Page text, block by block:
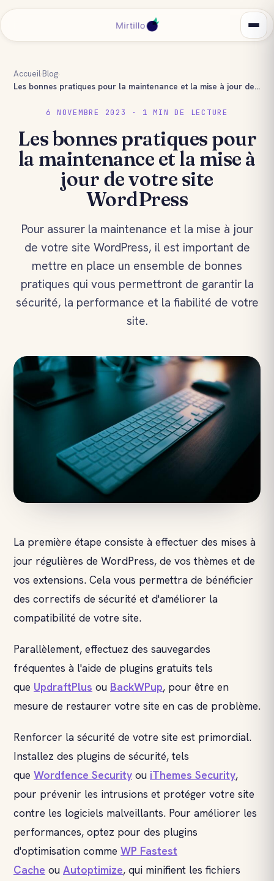
Accueil Blog
Les bonnes pratiques pour la maintenance et la mise à jour de votre site WordPress
6 NOVEMBRE 2023 · 1 MIN DE LECTURE
Les bonnes pratiques pour
la maintenance et la mise à
jour de votre site
WordPress
Pour assurer la maintenance et la mise à jour
de votre site WordPress, il est important de
mettre en place un ensemble de bonnes
pratiques qui vous permettront de garantir la
sécurité, la performance et la fiabilité de votre
site.
La première étape consiste à effectuer des mises à
jour régulières de WordPress, de vos thèmes et de
vos extensions. Cela vous permettra de bénéficier
des correctifs de sécurité et d'améliorer la
compatibilité de votre site.
Parallèlement, effectuez des sauvegardes
fréquentes à l'aide de plugins gratuits tels
que UpdraftPlus ou BackWPup, pour être en
mesure de restaurer votre site en cas de problème.
Renforcer la sécurité de votre site est primordial.
Installez des plugins de sécurité, tels
que Wordfence Security ou iThemes Security,
pour prévenir les intrusions et protéger votre site
contre les logiciels malveillants. Pour améliorer les
performances, optez pour des plugins
d'optimisation comme WP Fastest
Cache ou Autoptimize, qui minifient les fichiers